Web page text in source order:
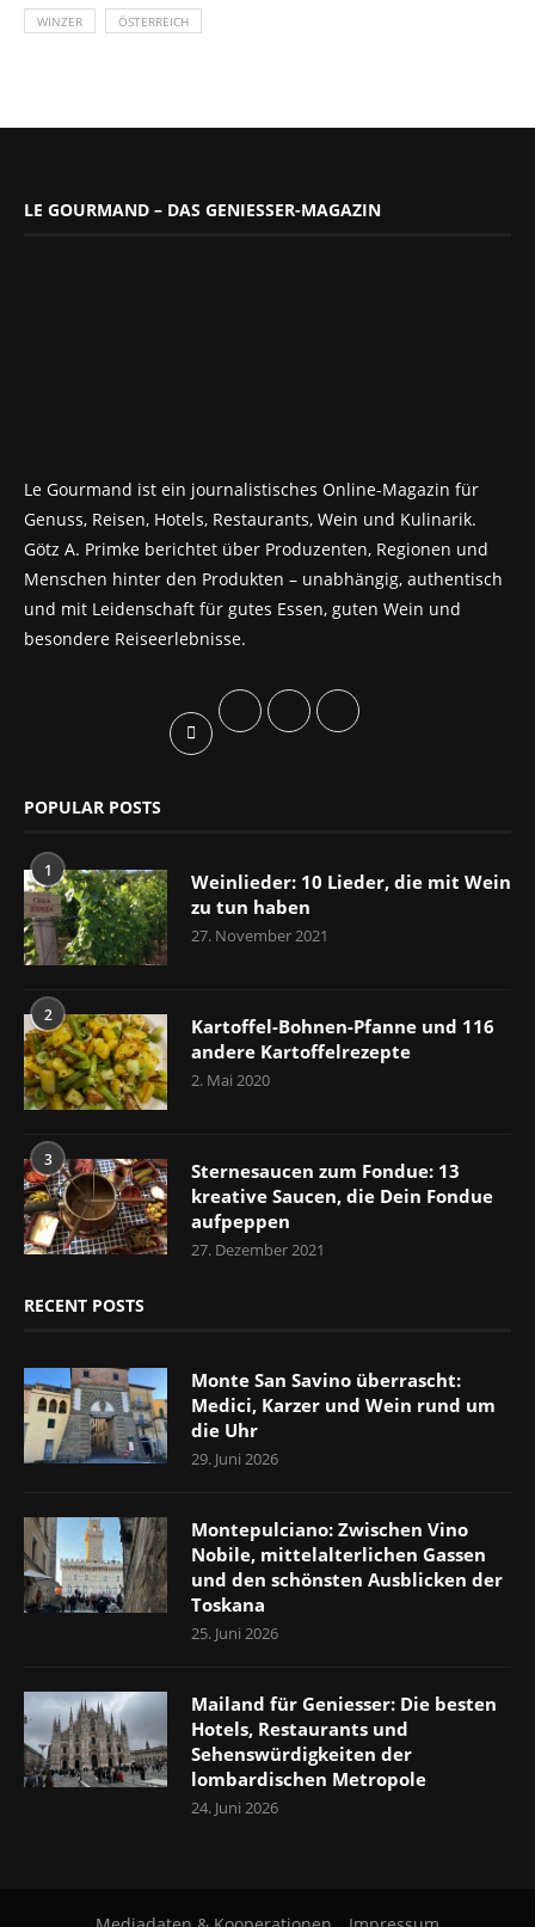
WINZER ÖSTERREICH
LE GOURMAND – DAS GENIESSER-MAGAZIN
Le Gourmand ist ein journalistisches Online-Magazin für
Genuss, Reisen, Hotels, Restaurants, Wein und Kulinarik.
Götz A. Primke berichtet über Produzenten, Regionen und
Menschen hinter den Produkten – unabhängig, authentisch
und mit Leidenschaft für gutes Essen, guten Wein und
besondere Reiseerlebnisse.
POPULAR POSTS
1
Weinlieder: 10 Lieder, die mit Wein
zu tun haben
27. November 2021
2
Kartoffel-Bohnen-Pfanne und 116
andere Kartoffelrezepte
2. Mai 2020
3
Sternesaucen zum Fondue: 13
kreative Saucen, die Dein Fondue
aufpeppen
27. Dezember 2021
RECENT POSTS
Monte San Savino überrascht:
Medici, Karzer und Wein rund um
die Uhr
29. Juni 2026
Montepulciano: Zwischen Vino
Nobile, mittelalterlichen Gassen
und den schönsten Ausblicken der
Toskana
25. Juni 2026
Mailand für Geniesser: Die besten
Hotels, Restaurants und
Sehenswürdigkeiten der
lombardischen Metropole
24. Juni 2026